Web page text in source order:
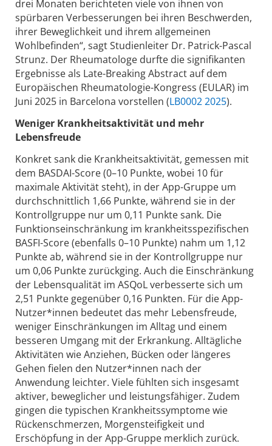
drei Monaten berichteten viele von ihnen von
spürbaren Verbesserungen bei ihren Beschwerden,
ihrer Beweglichkeit und ihrem allgemeinen
Wohlbefinden“, sagt Studienleiter Dr. Patrick-Pascal
Strunz. Der Rheumatologe durfte die signifikanten
Ergebnisse als Late-Breaking Abstract auf dem
Europäischen Rheumatologie-Kongress (EULAR) im
Juni 2025 in Barcelona vorstellen (LB0002 2025).
Weniger Krankheitsaktivität und mehr
Lebensfreude
Konkret sank die Krankheitsaktivität, gemessen mit
dem BASDAI-Score (0–10 Punkte, wobei 10 für
maximale Aktivität steht), in der App-Gruppe um
durchschnittlich 1,66 Punkte, während sie in der
Kontrollgruppe nur um 0,11 Punkte sank. Die
Funktionseinschränkung im krankheitsspezifischen
BASFI-Score (ebenfalls 0–10 Punkte) nahm um 1,12
Punkte ab, während sie in der Kontrollgruppe nur
um 0,06 Punkte zurückging. Auch die Einschränkung
der Lebensqualität im ASQoL verbesserte sich um
2,51 Punkte gegenüber 0,16 Punkten. Für die App-
Nutzer*innen bedeutet das mehr Lebensfreude,
weniger Einschränkungen im Alltag und einem
besseren Umgang mit der Erkrankung. Alltägliche
Aktivitäten wie Anziehen, Bücken oder längeres
Gehen fielen den Nutzer*innen nach der
Anwendung leichter. Viele fühlten sich insgesamt
aktiver, beweglicher und leistungsfähiger. Zudem
gingen die typischen Krankheitssymptome wie
Rückenschmerzen, Morgensteifigkeit und
Erschöpfung in der App-Gruppe merklich zurück.